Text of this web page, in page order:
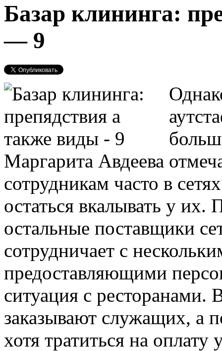
Базар клининга:
— 9
Маргарита Авдеева
сотрудникам часто в
остаться вкалывать у
остальные поставщики
сотрудничает с
предоставляющими
ситуация с ресторанами.
заказывают служащих, а
хотя тратиться на оплату